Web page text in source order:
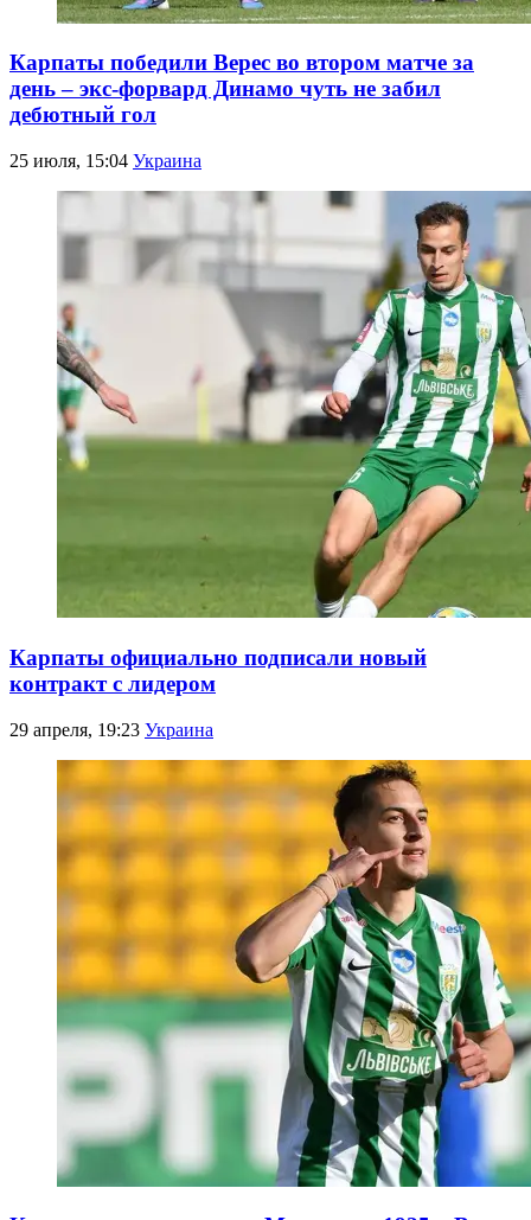
Карпаты победили Верес во втором матче за
день – экс-форвард Динамо чуть не забил
дебютный гол
25 июля, 15:04 Украина
Карпаты официально подписали новый
контракт с лидером
29 апреля, 19:23 Украина